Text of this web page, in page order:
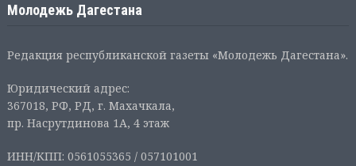
Молодежь Дагестана
Редакция республиканской газеты «Молодежь Дагестана».
Юридический адрес:
367018, РФ, РД, г. Махачкала,
пр. Насрутдинова 1А, 4 этаж
ИНН/КПП: 0561055365 / 057101001